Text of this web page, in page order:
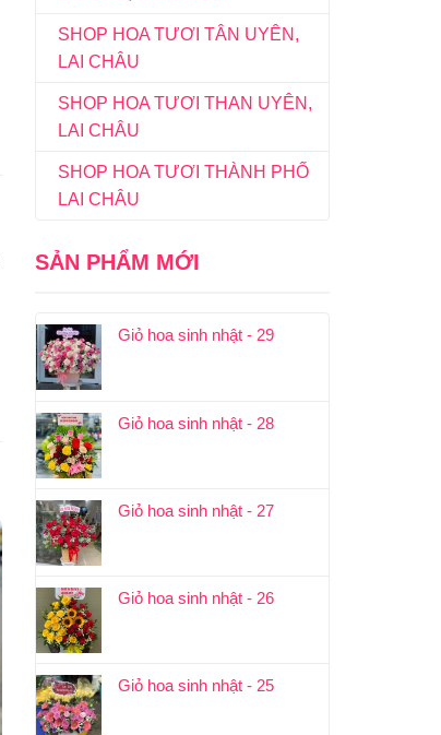
SHOP HOA TƯƠI TÂN UYÊN,
LAI CHÂU
SHOP HOA TƯƠI THAN UYÊN,
LAI CHÂU
SHOP HOA TƯƠI THÀNH PHỐ
LAI CHÂU
SẢN PHẨM MỚI
Giỏ hoa sinh nhật - 29
Giỏ hoa sinh nhật - 28
Giỏ hoa sinh nhật - 27
Giỏ hoa sinh nhật - 26
Giỏ hoa sinh nhật - 25